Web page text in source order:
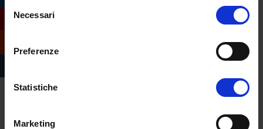
delNecessari
Preferenze
Statistiche
Marketing